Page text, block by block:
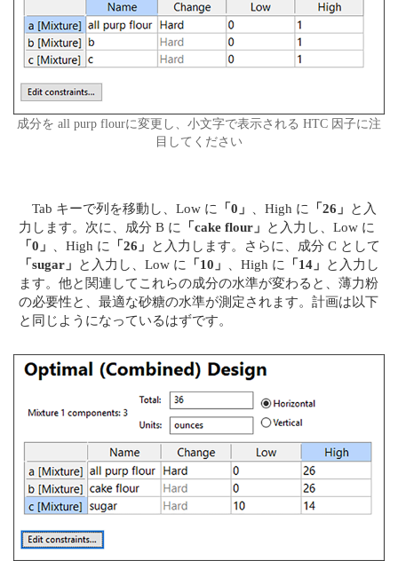
成分を all purp flourに変更し、小文字で表示される HTC 因子に注
目してください
Tab キーで列を移動し、Low に 「0」 、High に 「26」 と入
力します。次に、成分 B に
「cake flour」 と入力し、Low に
「0」
、High に 「26」 と入力します。さらに、成分 C として
「sugar」 と入力し、Low に 「10」 、High に 「14」 と入力し
ます。他と関連してこれらの成分の水準が変わると、薄力粉
の必要性と、最適な砂糖の水準が測定されます。計画は以下
と同じようになっているはずです。